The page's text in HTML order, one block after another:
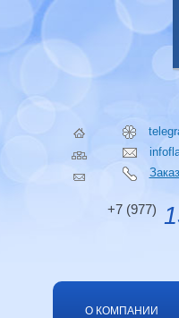
+7 (977)
О КОМПАНИИ